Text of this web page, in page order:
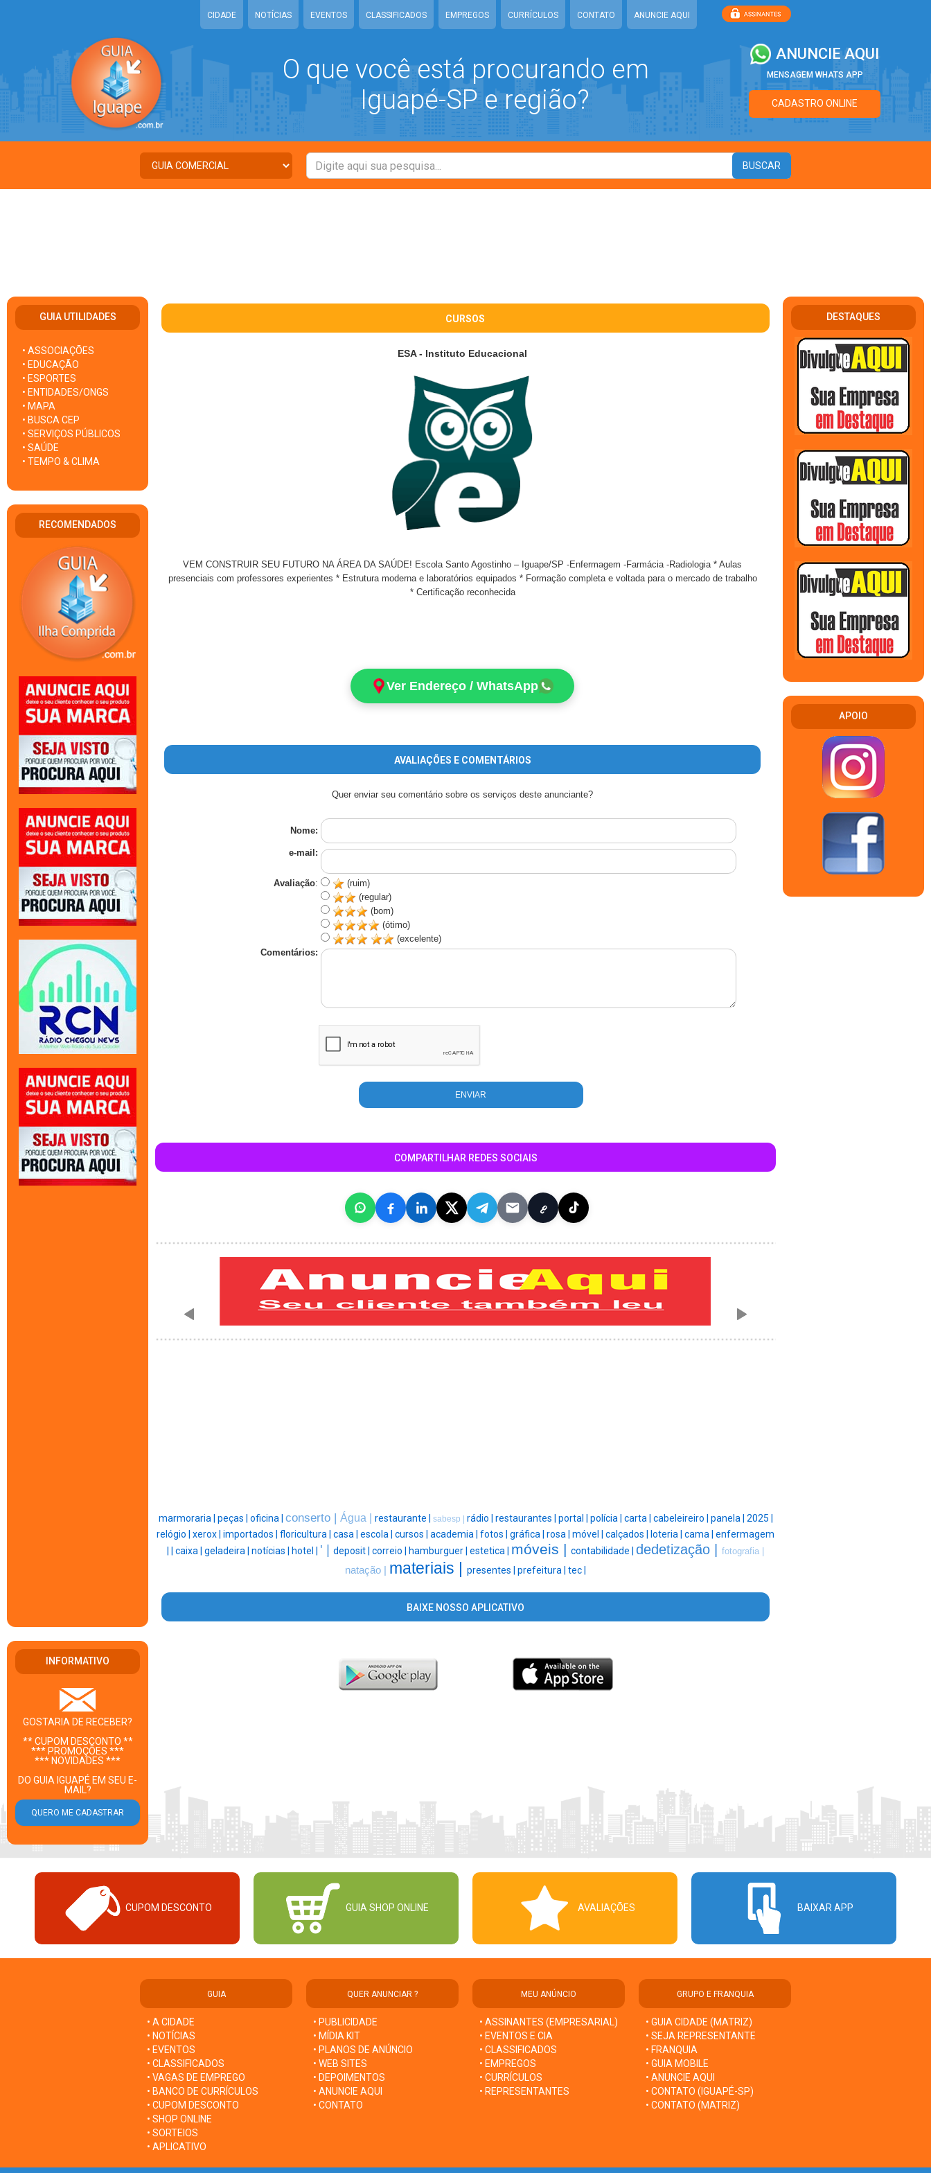
CIDADE NOTÍCIAS EVENTOS CLASSIFICADOS EMPREGOS CURRÍCULOS CONTATO ANUNCIE AQUI
O que você está procurando em
Iguapé-SP e região?
ANUNCIE AQUI
MENSAGEM WHATS APP
CADASTRO ONLINE
GUIA UTILIDADES
• ASSOCIAÇÕES
• EDUCAÇÃO
• ESPORTES
• ENTIDADES/ONGS
• MAPA
• BUSCA CEP
• SERVIÇOS PÚBLICOS
• SAÚDE
• TEMPO & CLIMA
RECOMENDADOS
INFORMATIVO
GOSTARIA DE RECEBER?
** CUPOM DESCONTO **
*** PROMOÇÕES ***
*** NOVIDADES ***
DO GUIA IGUAPÉ EM SEU E-
MAIL?
CURSOS
ESA - Instituto Educacional
VEM CONSTRUIR SEU FUTURO NA ÁREA DA SAÚDE! Escola Santo Agostinho – Iguape/SP -Enfermagem -Farmácia -Radiologia * Aulas
presenciais com professores experientes * Estrutura moderna e laboratórios equipados * Formação completa e voltada para o mercado de trabalho
* Certificação reconhecida
Ver Endereço / WhatsApp
AVALIAÇÕES E COMENTÁRIOS
Quer enviar seu comentário sobre os serviços deste anunciante?
Nome:
e-mail:
Avaliação:
(ruim)
(regular)
(bom)
(ótimo)
(excelente)
Comentários:
COMPARTILHAR REDES SOCIAIS
marmoraria | peças | oficina | conserto | Água | restaurante | sabesp | rádio | restaurantes | portal | polícia | carta | cabeleireiro | panela | 2025 |
relógio | xerox | importados | floricultura | casa | escola | cursos | academia | fotos | gráfica | rosa | móvel | calçados | loteria | cama | enfermagem
caixa | geladeira | notícias | hotel | ' | deposit | correio | hamburguer | estetica | móveis | contabilidade | dedetização | fotografia |
natação | materiais | presentes | prefeitura | tec |
BAIXE NOSSO APLICATIVO
DESTAQUES
APOIO
CUPOM DESCONTO GUIA SHOP ONLINE AVALIAÇÕES BAIXAR APP
GUIA
• A CIDADE
• NOTÍCIAS
• EVENTOS
• CLASSIFICADOS
• VAGAS DE EMPREGO
• BANCO DE CURRÍCULOS
• CUPOM DESCONTO
• SHOP ONLINE
• SORTEIOS
• APLICATIVO
QUER ANUNCIAR ?
• PUBLICIDADE
• MÍDIA KIT
• PLANOS DE ANÚNCIO
• WEB SITES
• DEPOIMENTOS
• ANUNCIE AQUI
• CONTATO
MEU ANÚNCIO
• ASSINANTES (EMPRESARIAL)
• EVENTOS E CIA
• CLASSIFICADOS
• EMPREGOS
• CURRÍCULOS
• REPRESENTANTES
GRUPO E FRANQUIA
• GUIA CIDADE (MATRIZ)
• SEJA REPRESENTANTE
• FRANQUIA
• GUIA MOBILE
• ANUNCIE AQUI
• CONTATO (IGUAPÉ-SP)
• CONTATO (MATRIZ)